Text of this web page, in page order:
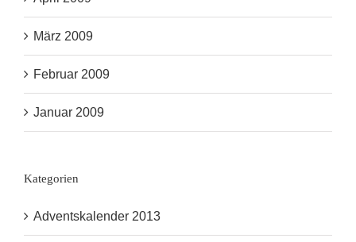
März 2009
Februar 2009
Januar 2009
Kategorien
Adventskalender 2013